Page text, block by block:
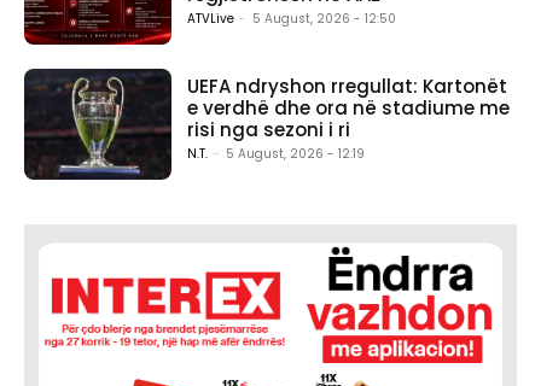
ATVLive - 5 August, 2026 - 12:50
UEFA ndryshon rregullat: Kartonët
e verdhë dhe ora në stadiume me
risi nga sezoni i ri
N.T. - 5 August, 2026 - 12:19